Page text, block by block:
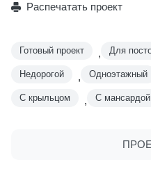
Распечатать проект
Готовый проект , Для
Недорогой , Одноэтажный
С крыльцом , С мансардой